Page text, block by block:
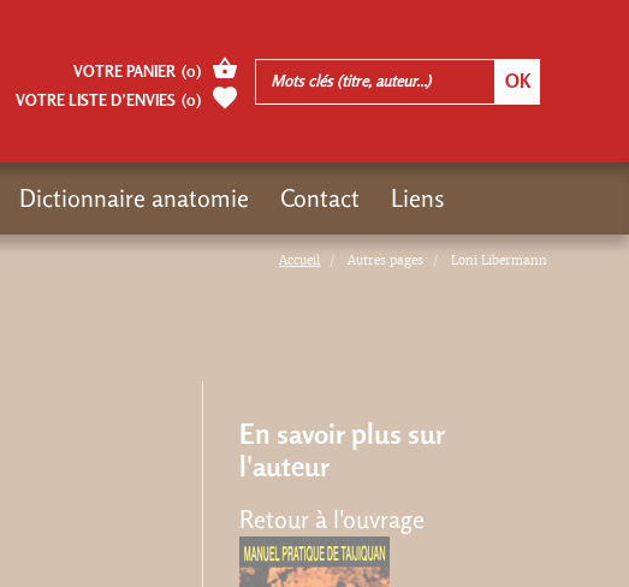
Accueil Autres pages Loni Libermann
En savoir plus sur
l'auteur
Retour à l'ouvrage
VOTRE PANIER (0)
VOTRE LISTE D’ENVIES (0)
Dictionnaire anatomie Contact Liens